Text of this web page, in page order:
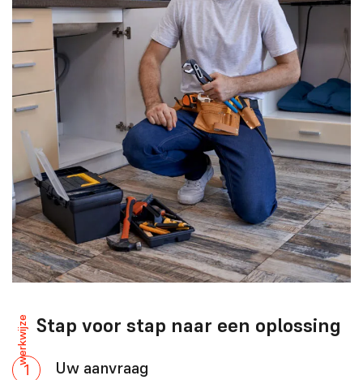
werkwijze Stap voor stap naar een oplossing
Uw aanvraag